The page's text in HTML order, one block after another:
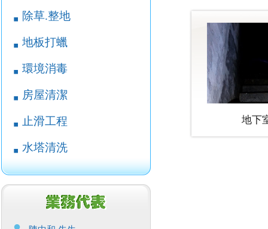
￭ 除草.整地
￭ 地板打蠟
￭ 環境消毒
￭ 房屋清潔
￭ 止滑工程
￭ 水塔清洗
地下